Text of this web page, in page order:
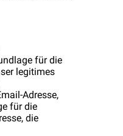
für die
legitimes
Adresse,
für die
die